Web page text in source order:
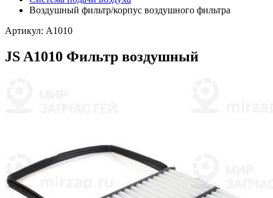
Воздушный фильтр/корпус воздушного фильтра
Артикул: A1010
JS A1010 Фильтр воздушный